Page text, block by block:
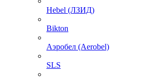
Hebel (ЛЗИД)
Bikton
Аэробел (Aerobel)
SLS